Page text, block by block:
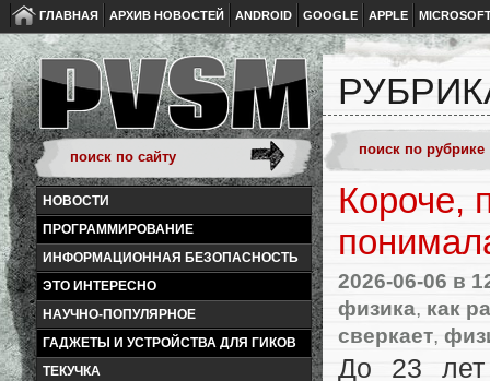
ГЛАВНАЯ АРХИВ НОВОСТЕЙ ANDROID GOOGLE APPLE
НОВОСТИ
ПРОГРАММИРОВАНИЕ
ИНФОРМАЦИОННАЯ БЕЗОПАСНОСТЬ
ЭТО ИНТЕРЕСНО
НАУЧНО-ПОПУЛЯРНОЕ
ГАДЖЕТЫ И УСТРОЙСТВА ДЛЯ ГИКОВ
ТЕКУЧКА
Короче,
2026-06-06 в
физика, как
сверкает,
До 23